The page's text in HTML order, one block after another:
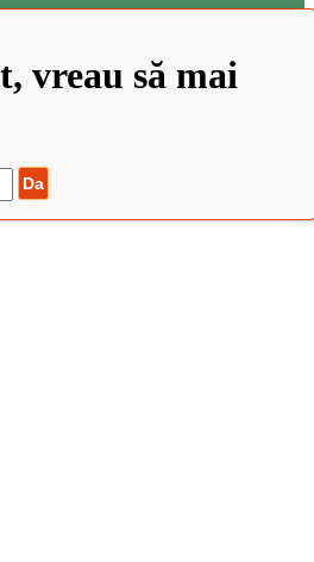
Toate drepturile rezervate
vreau să mai